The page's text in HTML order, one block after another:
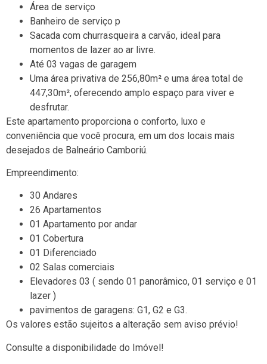
Área de serviço
Banheiro de serviço p
Sacada com churrasqueira a carvão, ideal para
momentos de lazer ao ar livre.
Até 03 vagas de garagem
Uma área privativa de 256,80m² e uma área total de
447,30m², oferecendo amplo espaço para viver e
desfrutar.
Este apartamento proporciona o conforto, luxo e
conveniência que você procura, em um dos locais mais
desejados de Balneário Camboriú.
Empreendimento:
30 Andares
26 Apartamentos
01 Apartamento por andar
01 Cobertura
01 Diferenciado
02 Salas comerciais
Elevadores 03 ( sendo 01 panorâmico, 01 serviço e 01
lazer )
pavimentos de garagens: G1, G2 e G3.
Os valores estão sujeitos a alteração sem aviso prévio!
Consulte a disponibilidade do Imóvel!